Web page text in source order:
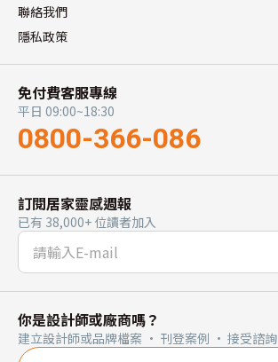
聯絡我們
隱私政策
免付費客服專線
平日 09:00~18:30
0800-366-086
訂閱居家靈感週報
已有 38,000+ 位讀者加入
你是設計師或廠商嗎？
建立設計師或品牌檔案 · 刊登案例 · 接受諮詢